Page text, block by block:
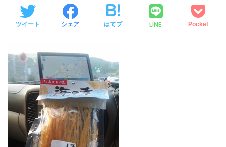
ツイート シェア はてブ LINE Pocket